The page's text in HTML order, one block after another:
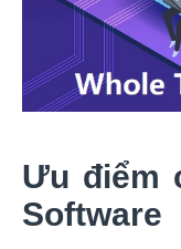
Ưu điểm
Software